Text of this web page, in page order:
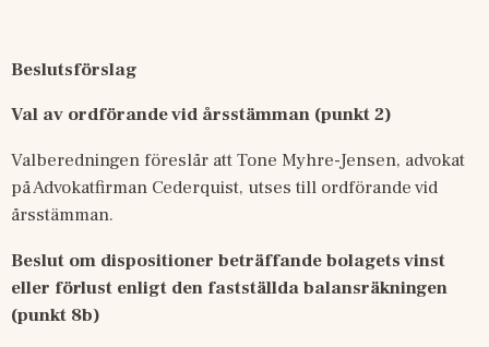
Beslutsförslag
Val av ordförande vid årsstämman (punkt 2)
Valberedningen föreslår att Tone Myhre-Jensen, advokat
på Advokatfirman Cederquist, utses till ordförande vid
årsstämman.
Beslut om dispositioner beträffande bolagets vinst
eller förlust enligt den fastställda balansräkningen
(punkt 8b)